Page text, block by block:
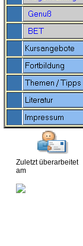
Zuletzt überarbeitet
am